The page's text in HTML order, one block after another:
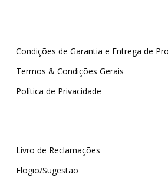
Condições de Garantia e Entrega de
Termos & Condições Gerais
Política de Privacidade
Livro de Reclamações
Elogio/Sugestão